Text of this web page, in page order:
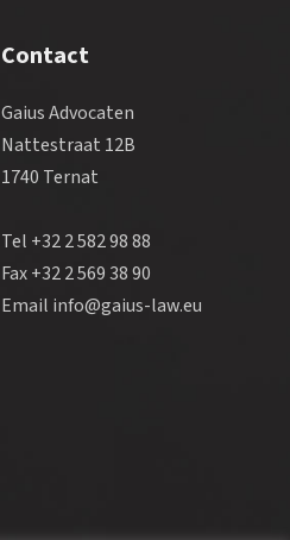
Contact
Gaius Advocaten
Nattestraat 12B
1740 Ternat
Tel +32 2 582 98 88
Fax +32 2 569 38 90
Email info@gaius-law.eu